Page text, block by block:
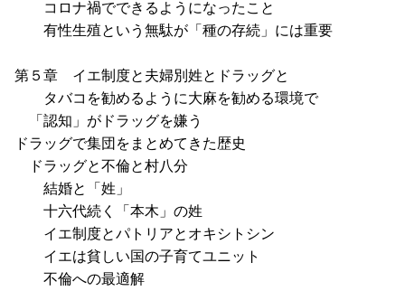
コロナ禍でできるようになったこと
有性生殖という無駄が「種の存続」には重要
第５章 イエ制度と夫婦別姓とドラッグと
タバコを勧めるように大麻を勧める環境で
「認知」がドラッグを嫌う
ドラッグで集団をまとめてきた歴史
ドラッグと不倫と村八分
結婚と「姓」
十六代続く「本木」の姓
イエ制度とパトリアとオキシトシン
イエは貧しい国の子育てユニット
不倫への最適解